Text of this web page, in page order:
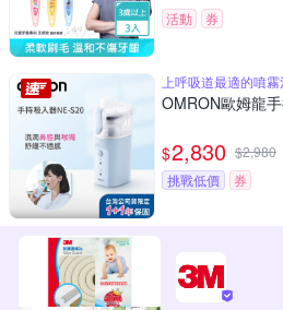
活動 券
上呼吸道最適的噴
OMRON歐姆龍
$2,830 $2,980
挑戰低價
券